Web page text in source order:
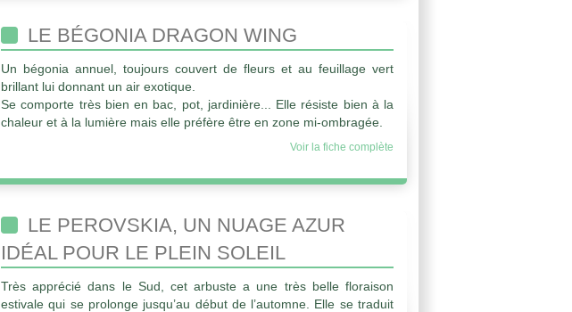
LE BÉGONIA DRAGON WING
Un bégonia annuel, toujours couvert de fleurs et au feuillage vert
brillant lui donnant un air exotique.
Se comporte très bien en bac, pot, jardinière... Elle résiste bien à la
chaleur et à la lumière mais elle préfère être en zone mi-ombragée.
Voir la fiche complète
LE PEROVSKIA, UN NUAGE AZUR
IDÉAL POUR LE PLEIN SOLEIL
Très apprécié dans le Sud, cet arbuste a une très belle floraison
estivale qui se prolonge jusqu’au début de l’automne. Elle se traduit